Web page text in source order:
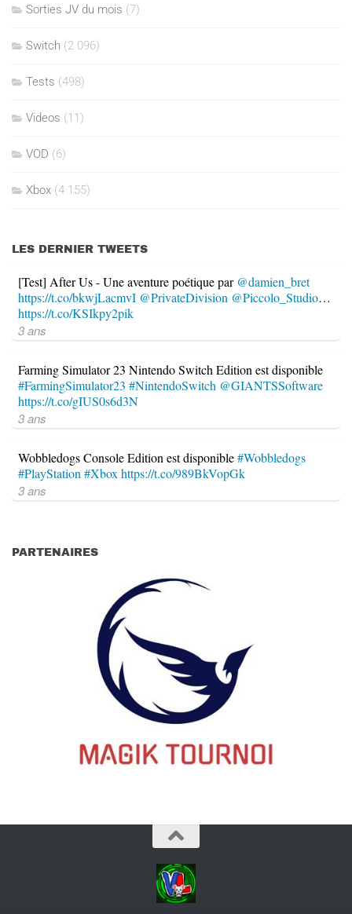
Sorties JV du mois (7)
Switch (2 096)
Tests (498)
Videos (11)
VOD (6)
Xbox (4 155)
LES DERNIER TWEETS
[Test] After Us - Une aventure poétique par @damien_bret
https://t.co/bkwjLacmvI @PrivateDivision @Piccolo_Studio…
https://t.co/KSIkpy2pik
3 ans
Farming Simulator 23 Nintendo Switch Edition est disponible
#FarmingSimulator23 #NintendoSwitch @GIANTSSoftware
https://t.co/gIUS0s6d3N
3 ans
Wobbledogs Console Edition est disponible#Wobbledogs
#PlayStation#Xboxhttps://t.co/989BkVopGk
3 ans
PARTENAIRES